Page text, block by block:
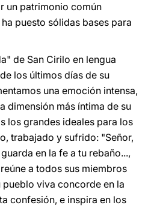
un patrimonio común
puesto sólidas bases para
de San Cirilo en lengua
los últimos días de su
una emoción intensa,
dimensión más íntima de su
los grandes ideales para los
trabajado y sufrido: "Señor,
en la fe a tu rebaño...,
a todos sus miembros
pueblo viva concorde en la
confesión, e inspira en los